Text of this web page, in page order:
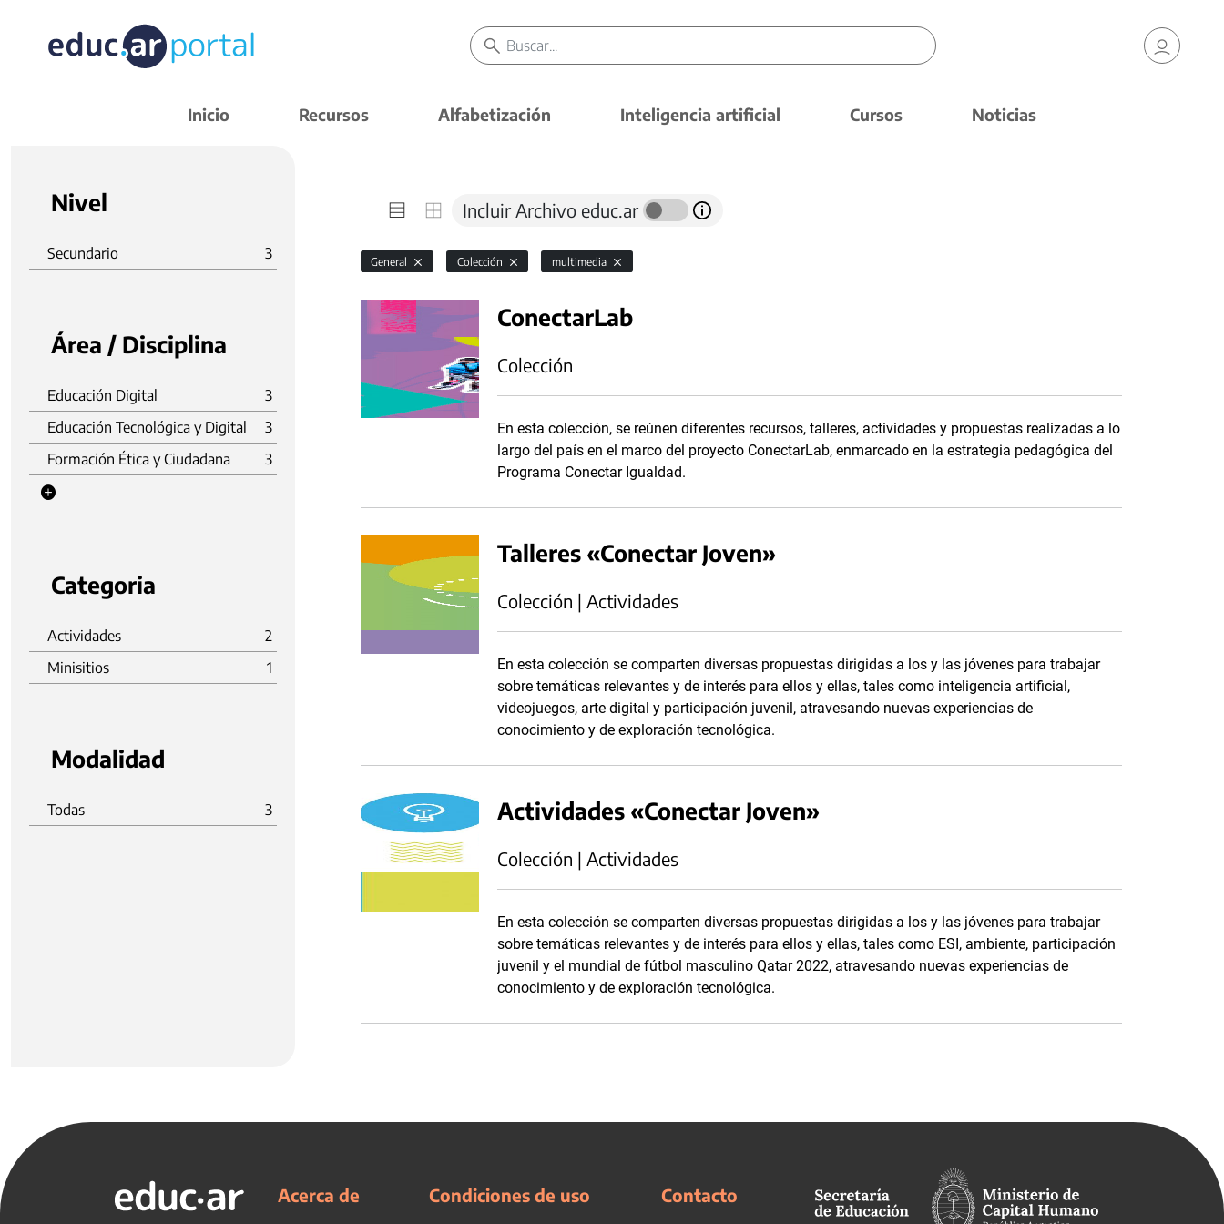
Inicio Recursos Alfabetización Inteligencia artificial Cursos Noticias
Nivel
Secundario 3
Área / Disciplina
Educación Digital
3
Educación Tecnológica y Digital
3
Formación Ética y Ciudadana
3
Categoria
Actividades
2
Minisitios
1
Modalidad
Todas 3
Incluir Archivo educ.ar
General Colección multimedia
ConectarLab
Colección
En esta colección, se reúnen diferentes recursos, talleres, actividades y propuestas realizadas a lo
largo del país en el marco del proyecto ConectarLab, enmarcado en la estrategia pedagógica del
Programa Conectar Igualdad.
Talleres «Conectar Joven»
Colección | Actividades
En esta colección se comparten diversas propuestas dirigidas a los y las jóvenes para trabajar
sobre temáticas relevantes y de interés para ellos y ellas, tales como inteligencia artificial,
videojuegos, arte digital y participación juvenil, atravesando nuevas experiencias de
conocimiento y de exploración tecnológica.
Actividades «Conectar Joven»
Colección | Actividades
En esta colección se comparten diversas propuestas dirigidas a los y las jóvenes para trabajar
sobre temáticas relevantes y de interés para ellos y ellas, tales como ESI, ambiente, participación
juvenil y el mundial de fútbol masculino Qatar 2022, atravesando nuevas experiencias de
conocimiento y de exploración tecnológica.
Acerca de Condiciones de uso Contacto